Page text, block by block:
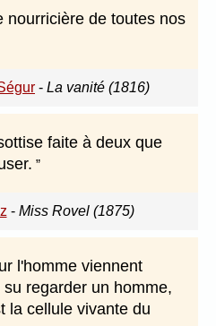
nourricière de toutes nos
- La vanité (1816)
faite à deux que
- Miss Rovel (1875)
l'homme viennent
regarder un homme,
la cellule vivante du